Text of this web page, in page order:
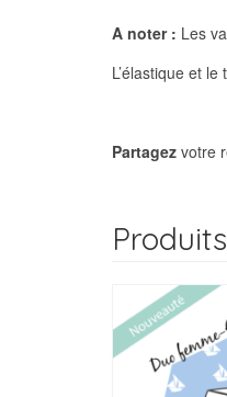
A noter : Les
L’élastique et
Partagez votre